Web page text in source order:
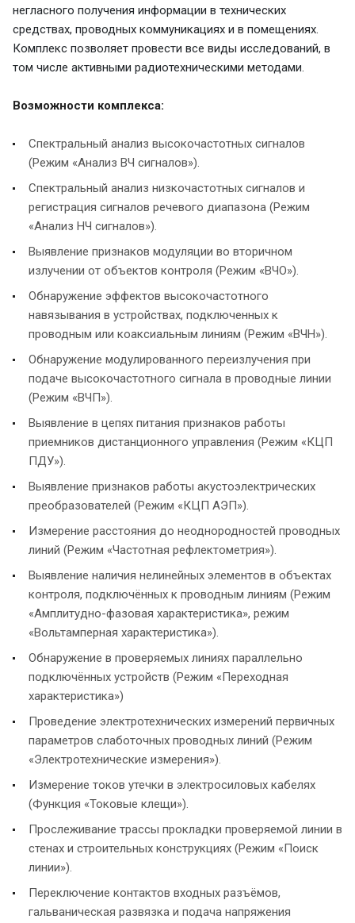
негласного получения информации в технических
средствах, проводных коммуникациях и в помещениях.
Комплекс позволяет провести все виды исследований, в
том числе активными радиотехническими методами.
Возможности комплекса:
Спектральный анализ высокочастотных сигналов
(Режим «Анализ ВЧ сигналов»).
Спектральный анализ низкочастотных сигналов и
регистрация сигналов речевого диапазона (Режим
«Анализ НЧ сигналов»).
Выявление признаков модуляции во вторичном
излучении от объектов контроля (Режим «ВЧО»).
Обнаружение эффектов высокочастотного
навязывания в устройствах, подключенных к
проводным или коаксиальным линиям (Режим «ВЧН»).
Обнаружение модулированного переизлучения при
подаче высокочастотного сигнала в проводные линии
(Режим «ВЧП»).
Выявление в цепях питания признаков работы
приемников дистанционного управления (Режим «КЦП
ПДУ»).
Выявление признаков работы акустоэлектрических
преобразователей (Режим «КЦП АЭП»).
Измерение расстояния до неоднородностей проводных
линий (Режим «Частотная рефлектометрия»).
Выявление наличия нелинейных элементов в объектах
контроля, подключённых к проводным линиям (Режим
«Амплитудно-фазовая характеристика», режим
«Вольтамперная характеристика»).
Обнаружение в проверяемых линиях параллельно
подключённых устройств (Режим «Переходная
характеристика»)
Проведение электротехнических измерений первичных
параметров слаботочных проводных линий (Режим
«Электротехнические измерения»).
Измерение токов утечки в электросиловых кабелях
(Функция «Токовые клещи»).
Прослеживание трассы прокладки проверяемой линии в
стенах и строительных конструкциях (Режим «Поиск
линии»).
Переключение контактов входных разъёмов,
гальваническая развязка и подача напряжения